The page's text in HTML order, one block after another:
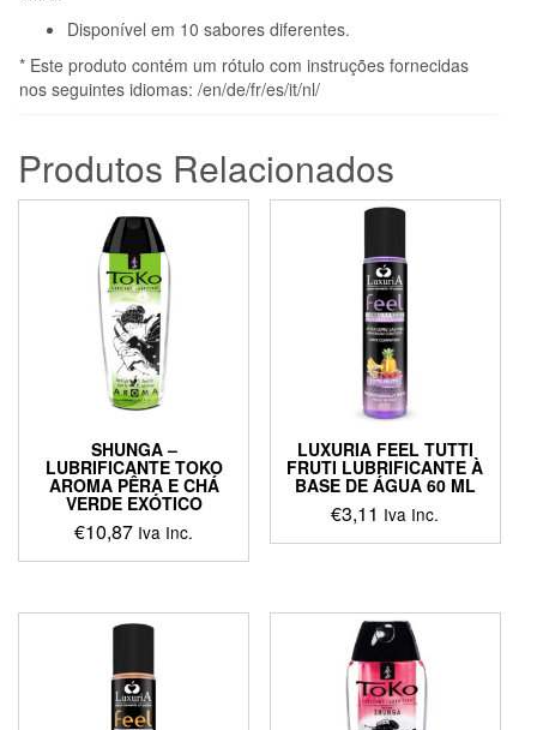
Disponível em 10 sabores diferentes.
* Este produto contém um rótulo com instruções fornecidas
nos seguintes idiomas: /en/de/fr/es/it/nl/
Produtos Relacionados
SHUNGA –
LUBRIFICANTE TOKO
AROMA PÊRA E CHÁ
VERDE EXÓTICO
€10,87 Iva Inc.
LUXURIA FEEL TUTTI
FRUTI LUBRIFICANTE À
BASE DE ÁGUA 60 ML
€3,11 Iva Inc.